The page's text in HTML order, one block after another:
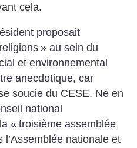
cela.
proposait
» au sein du
et environnemental
anecdotique, car
soucie du CESE. Né en
national
« troisième assemblée
l’Assemblée nationale et